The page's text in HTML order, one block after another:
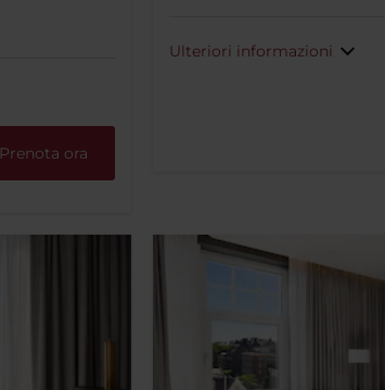
Prenota ora
Ulteriori informazioni